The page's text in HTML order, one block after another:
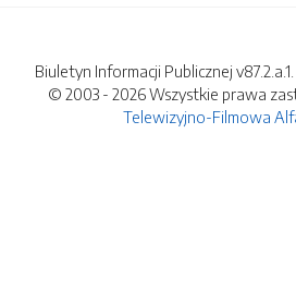
Biuletyn Informacji Publicznej v87.2.a.1.
© 2003 - 2026 Wszystkie prawa
Telewizyjno-Filmowa